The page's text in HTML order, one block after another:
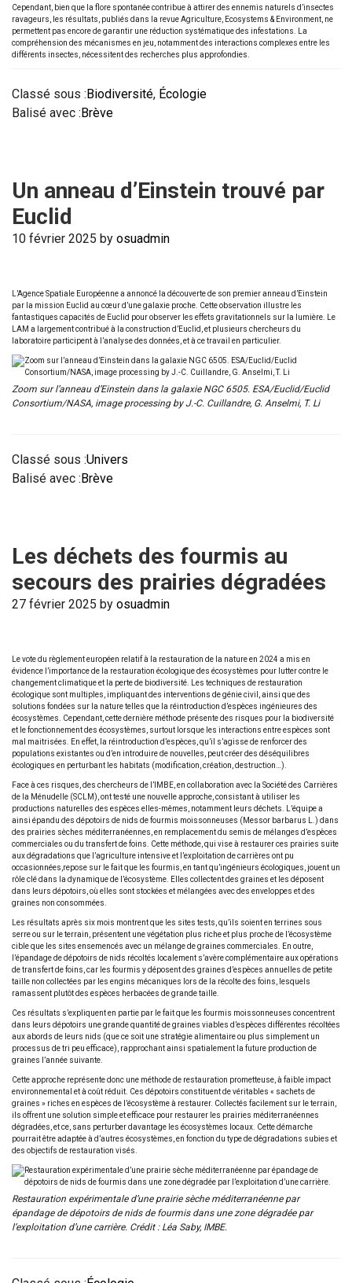
Cependant, bien que la flore spontanée contribue à attirer des ennemis naturels d’insectes
ravageurs, les résultats, publiés dans la revue Agriculture, Ecosystems & Environment, ne
permettent pas encore de garantir une réduction systématique des infestations. La
compréhension des mécanismes en jeu, notamment des interactions complexes entre les
différents insectes, nécessitent des recherches plus approfondies.
Classé sous :Biodiversité, Écologie
Balisé avec :Brève
Un anneau d’Einstein trouvé par
Euclid
10 février 2025 by osuadmin
L’Agence Spatiale Européenne a annoncé la découverte de son premier anneau d’Einstein
par la mission Euclid au cœur d’une galaxie proche. Cette observation illustre les
fantastiques capacités de Euclid pour observer les effets gravitationnels sur la lumière. Le
LAM a largement contribué à la construction d’Euclid, et plusieurs chercheurs du
laboratoire participent à l’analyse des données, et à ce travail en particulier.
Zoom sur l’anneau d’Einstein dans la galaxie NGC 6505. ESA/Euclid/Euclid
Consortium/NASA, image processing by J.-C. Cuillandre, G. Anselmi, T. Li
Classé sous :Univers
Balisé avec :Brève
Les déchets des fourmis au
secours des prairies dégradées
27 février 2025 by osuadmin
Le vote du règlement européen relatif à la restauration de la nature en 2024 a mis en
évidence l’importance de la restauration écologique des écosystèmes pour lutter contre le
changement climatique et la perte de biodiversité. Les techniques de restauration
écologique sont multiples, impliquant des interventions de génie civil, ainsi que des
solutions fondées sur la nature telles que la réintroduction d’espèces ingénieures des
écosystèmes. Cependant, cette dernière méthode présente des risques pour la biodiversité
et le fonctionnement des écosystèmes, surtout lorsque les interactions entre espèces sont
mal maitrisées. En effet, la réintroduction d’espèces, qu’il s’agisse de renforcer des
populations existantes ou d’en introduire de nouvelles, peut créer des déséquilibres
écologiques en perturbant les habitats (modification, création, destruction…).
Face à ces risques, des chercheurs de l’IMBE, en collaboration avec la Société des Carrières
de la Ménudelle (SCLM), ont testé une nouvelle approche, consistant à utiliser les
productions naturelles des espèces elles-mêmes, notamment leurs déchets. L’équipe a
ainsi épandu des dépotoirs de nids de fourmis moissonneuses (Messor barbarus L.) dans
des prairies sèches méditerranéennes, en remplacement du semis de mélanges d’espèces
commerciales ou du transfert de foins. Cette méthode, qui vise à restaurer ces prairies suite
aux dégradations que l’agriculture intensive et l’exploitation de carrières ont pu
occasionnées,repose sur le fait que les fourmis, en tant qu’ingénieurs écologiques, jouent un
rôle clé dans la dynamique de l’écosystème. Elles collectent des graines et les déposent
dans leurs dépotoirs, où elles sont stockées et mélangées avec des enveloppes et des
graines non consommées.
Les résultats après six mois montrent que les sites tests, qu’ils soient en terrines sous
serre ou sur le terrain, présentent une végétation plus riche et plus proche de l’écosystème
cible que les sites ensemencés avec un mélange de graines commerciales. En outre,
l’épandage de dépotoirs de nids récoltés localement s’avère complémentaire aux opérations
de transfert de foins, car les fourmis y déposent des graines d’espèces annuelles de petite
taille non collectées par les engins mécaniques lors de la récolte des foins, lesquels
ramassent plutôt des espèces herbacées de grande taille.
Ces résultats s’expliquent en partie par le fait que les fourmis moissonneuses concentrent
dans leurs dépotoirs une grande quantité de graines viables d’espèces différentes récoltées
aux abords de leurs nids (que ce soit une stratégie alimentaire ou plus simplement un
processus de tri peu efficace), rapprochant ainsi spatialement la future production de
graines l’année suivante.
Cette approche représente donc une méthode de restauration prometteuse, à faible impact
environnemental et à coût réduit. Ces dépotoirs constituent de véritables « sachets de
graines » riches en espèces de l’écosystème à restaurer. Collectés facilement sur le terrain,
ils offrent une solution simple et efficace pour restaurer les prairies méditerranéennes
dégradées, et ce, sans perturber davantage les écosystèmes locaux. Cette démarche
pourrait être adaptée à d’autres écosystèmes, en fonction du type de dégradations subies et
des objectifs de restauration visés.
Restauration expérimentale d’une prairie sèche méditerranéenne par
épandage de dépotoirs de nids de fourmis dans une zone dégradée par
l’exploitation d’une carrière. Crédit : Léa Saby, IMBE.